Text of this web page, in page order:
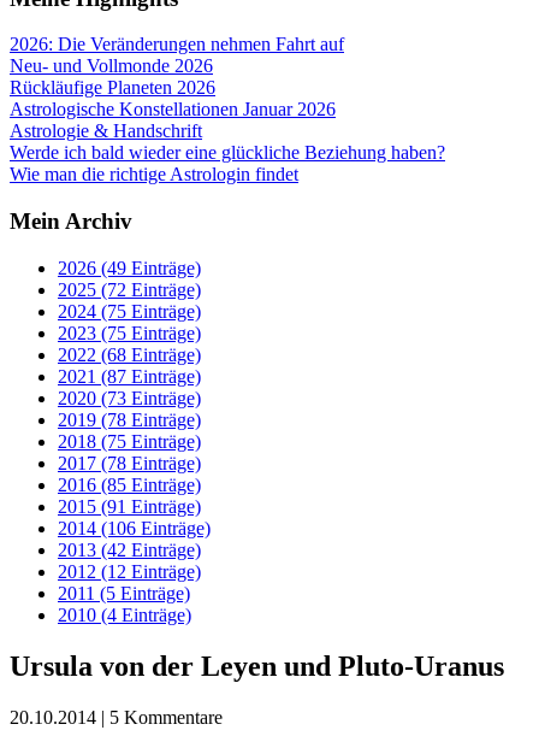
2026: Die Veränderungen nehmen Fahrt auf
Neu- und Vollmonde 2026
Rückläufige Planeten 2026
Astrologische Konstellationen Januar 2026
Astrologie & Handschrift
Werde ich bald wieder eine glückliche Beziehung haben?
Wie man die richtige Astrologin findet
Mein Archiv
2026 (49 Einträge)
2025 (72 Einträge)
2024 (75 Einträge)
2023 (75 Einträge)
2022 (68 Einträge)
2021 (87 Einträge)
2020 (73 Einträge)
2019 (78 Einträge)
2018 (75 Einträge)
2017 (78 Einträge)
2016 (85 Einträge)
2015 (91 Einträge)
2014 (106 Einträge)
2013 (42 Einträge)
2012 (12 Einträge)
2011 (5 Einträge)
2010 (4 Einträge)
Ursula von der Leyen und Pluto-Uranus
20.10.2014 | 5 Kommentare